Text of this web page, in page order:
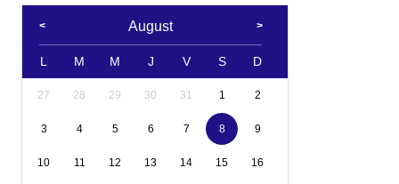
August
L M M J V S D
27 28 29 30 31 1 2
3 4 5 6 7 8 9
10 11 12 13 14 15 16